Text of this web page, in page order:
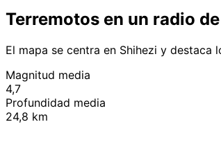
Terremotos en un radio
El mapa se centra en Shihezi y
Magnitud media
4,7
Profundidad media
24,8 km